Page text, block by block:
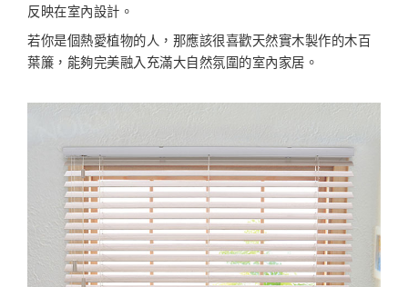
反映在室內設計。
若你是個熱愛植物的人，那應該很喜歡天然實木製作的木百
葉簾，能夠完美融入充滿大自然氛圍的室內家居。